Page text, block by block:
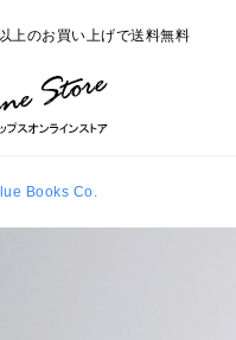
上のお買い上げで送料無料
Books Co.